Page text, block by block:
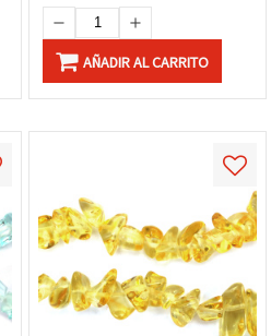
AÑADIR AL CARRITO